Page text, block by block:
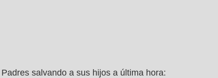
Padres salvando a sus hijos a última hora: